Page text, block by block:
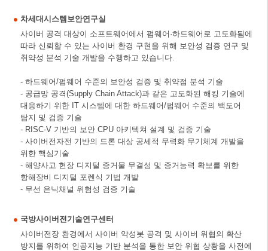
차세대시스템보안연구실
사이버 공격 대상이 소프트웨어에서 펌웨어·하드웨어로 고도화됨에
따라 신뢰할 수 있는 사이버 환경 구현을 위해 보안성 검증 연구 및
취약성 분석 기술 개발을 수행하고 있습니다.
- 하드웨어/펌웨어 수준의 보안성 검증 및 취약점 분석 기술
- 공급망 공격(Supply Chain Attack)과 같은 고도화된 해킹 기술에
대응하기 위한 IT 시스템에 대한 하드웨어/펌웨어 수준의 백도어
탐지 및 검증 기술
- RISC-V 기반의 보안 CPU 아키텍쳐 설계 및 검증 기술
- 사이버전자전 기반의 드론 대상 공세적 무력화 무기체계 개발을
위한 핵심기술
- 해양사고 현장 디지털 증거물 무결성 및 증거능력 확보를 위한
항해장비 디지털 포렌식 기법 개발
- 무선 은닉채널 위험성 검증 기술
국방사이버전기술연구센터
사이버전장 환경에서 사이버 악성봇 공격 및 사이버 위협의 확산
방지를 위하여 인공지능 기반 분석을 통한 보안 위협 상황을 사전에